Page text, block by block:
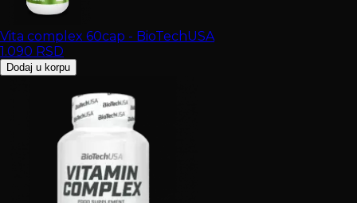
Vita complex 60cap - BioTechUSA
1.090 RSD
Dodaj u korpu